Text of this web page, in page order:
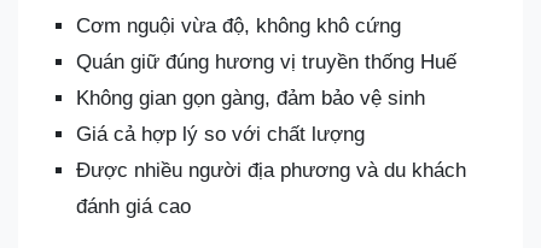
Cơm nguội vừa độ, không khô cứng
Quán giữ đúng hương vị truyền thống Huế
Không gian gọn gàng, đảm bảo vệ sinh
Giá cả hợp lý so với chất lượng
Được nhiều người địa phương và du khách
đánh giá cao